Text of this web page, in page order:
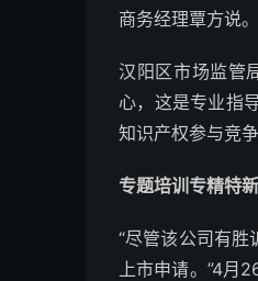
商务经理覃方说。
汉阳区市场监管
心，这是专业指
知识产权参与竞
专题培训专精特
“尽管该公司有
上市申请。”4月